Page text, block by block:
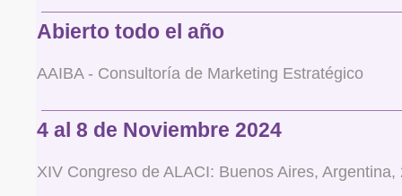
Abierto todo el año
AAIBA - Consultoría de Marketing Estratégico
4 al 8 de Noviembre 2024
XIV Congreso de ALACI: Buenos Aires, Argentina,